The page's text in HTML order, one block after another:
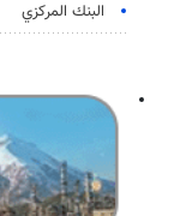
البنك المركزي